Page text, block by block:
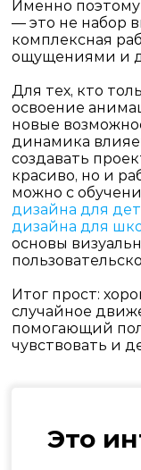
Именно поэтому
— это не набор
комплексная
ощущениями и
Для тех, кто
освоение
новые
динамика
создавать
красиво, но и
можно с
дизайна для
дизайна для
основы
Итог прост:
случайное
помогающий
чувствовать и
Это